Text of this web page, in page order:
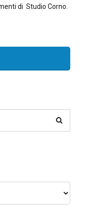
di Studio Corno.